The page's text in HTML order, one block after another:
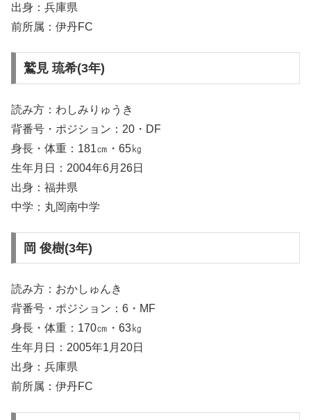
出身：兵庫県
前所属：伊丹FC
鷲見 琉希(3年)
読み方：わしみりゅうき
背番号・ポジション：20・DF
身長・体重：181㎝・65㎏
生年月日：2004年6月26日
出身：福井県
中学：丸岡南中学
岡 俊樹(3年)
読み方：おかしゅんき
背番号・ポジション：6・MF
身長・体重：170㎝・63㎏
生年月日：2005年1月20日
出身：兵庫県
前所属：伊丹FC